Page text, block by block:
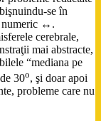
se în
↔ .
cerebrale,
mai abstracte,
“mediana pe
30o, şi doar apoi
probleme care nu